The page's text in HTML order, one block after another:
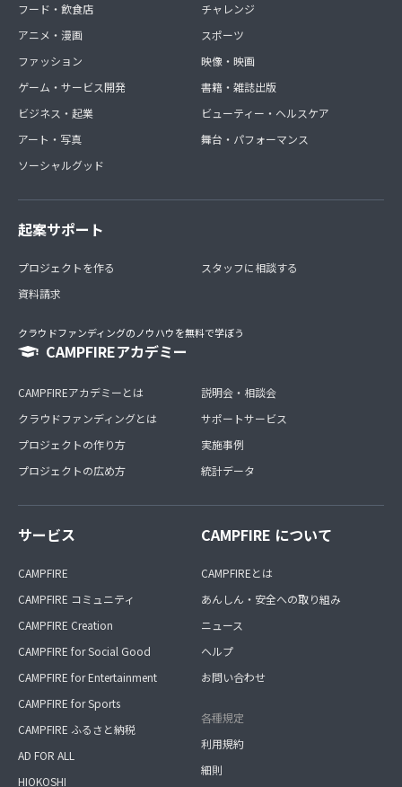
フード・飲食店
アニメ・漫画
ファッション
ゲーム・サービス開発
ビジネス・起業
アート・写真
ソーシャルグッド
チャレンジ
スポーツ
映像・映画
書籍・雑誌出版
ビューティー・ヘルスケア
舞台・パフォーマンス
起案サポート
プロジェクトを作る
資料請求
スタッフに相談する
クラウドファンディングのノウハウを無料で学ぼう
CAMPFIREアカデミー
CAMPFIREアカデミーとは
クラウドファンディングとは
プロジェクトの作り方
プロジェクトの広め方
説明会・相談会
サポートサービス
実施事例
統計データ
サービス
CAMPFIRE
CAMPFIRE コミュニティ
CAMPFIRE Creation
CAMPFIRE for Social Good
CAMPFIRE for Entertainment
CAMPFIRE for Sports
CAMPFIRE ふるさと納税
AD FOR ALL
HIOKOSHI
CAMPFIRE について
CAMPFIREとは
あんしん・安全への取り組み
ニュース
ヘルプ
お問い合わせ
各種規定
利用規約
細則